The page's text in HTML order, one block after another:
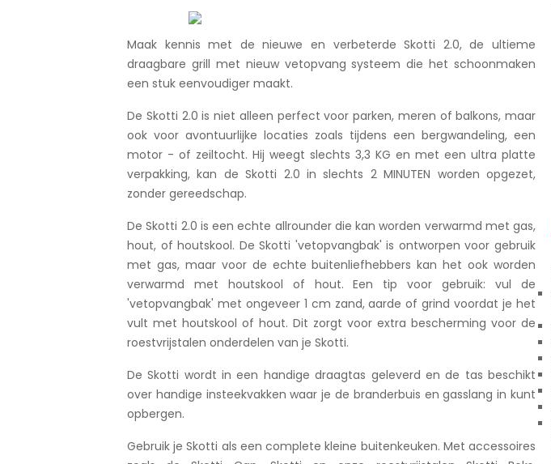
Maak kennis met de nieuwe en verbeterde Skotti 2.0, de ultieme
draagbare grill met nieuw vetopvang systeem die het schoonmaken
een stuk eenvoudiger maakt.
De Skotti 2.0 is niet alleen perfect voor parken, meren of balkons, maar
ook voor avontuurlijke locaties zoals tijdens een bergwandeling, een
motor - of zeiltocht. Hij weegt slechts 3,3 KG en met een ultra platte
verpakking, kan de Skotti 2.0 in slechts 2 MINUTEN worden opgezet,
zonder gereedschap.
De Skotti 2.0 is een echte allrounder die kan worden verwarmd met gas,
hout, of houtskool. De Skotti 'vetopvangbak' is ontworpen voor gebruik
met gas, maar voor de echte buitenliefhebbers kan het ook worden
verwarmd met houtskool of hout. Een tip voor gebruik: vul de
'vetopvangbak' met ongeveer 1 cm zand, aarde of grind voordat je het
vult met houtskool of hout. Dit zorgt voor extra bescherming voor de
roestvrijstalen onderdelen van je Skotti.
De Skotti wordt in een handige draagtas geleverd en de tas beschikt
over handige insteekvakken waar je de branderbuis en gasslang in kunt
opbergen.
Gebruik je Skotti als een complete kleine buitenkeuken. Met accessoires